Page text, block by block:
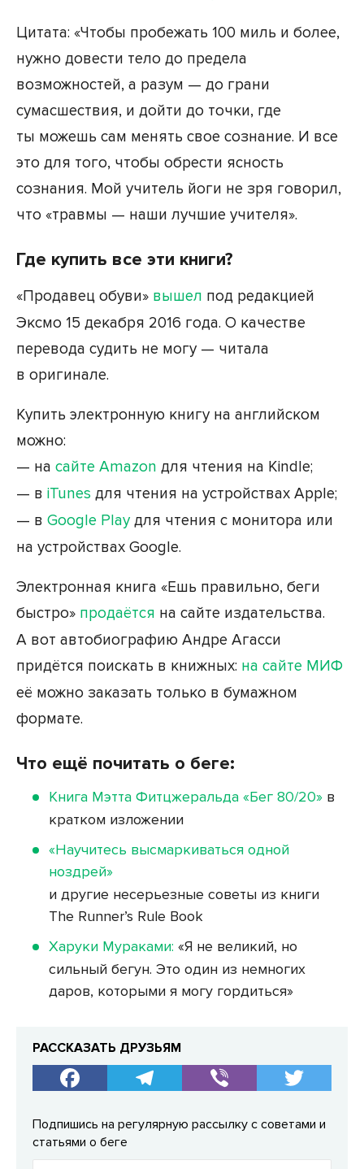
Цитата: «Чтобы пробежать 100 миль и более,
нужно довести тело до предела
возможностей, а разум — до грани
сумасшествия, и дойти до точки, где
ты можешь сам менять свое сознание. И все
это для того, чтобы обрести ясность
сознания. Мой учитель йоги не зря говорил,
что «травмы — наши лучшие учителя».
Где купить все эти книги?
«Продавец обуви» вышел под редакцией
Эксмо 15 декабря 2016 года. О качестве
перевода судить не могу — читала
в оригинале.
Купить электронную книгу на английском
можно:
— на сайте Amazon для чтения на Kindle;
— в iTunes для чтения на устройствах Apple;
— в Google Play для чтения с монитора или
на устройствах Google.
Электронная книга «Ешь правильно, беги
быстро» продаётся на сайте издательства.
А вот автобиографию Андре Агасси
придётся поискать в книжных: на сайте МИФ
её можно заказать только в бумажном
формате.
Что ещё почитать о беге:
Книга Мэтта Фитцжеральда «Бег 80/20» в
кратком изложении
«Научитесь высмаркиваться одной
ноздрей»
и другие несерьезные советы из книги
The Runner’s Rule Book
Харуки Мураками: «Я не великий, но
сильный бегун. Это один из немногих
даров, которыми я могу гордиться»
РАССКАЗАТЬ ДРУЗЬЯМ
Подпишись на регулярную рассылку с советами и
статьями о беге